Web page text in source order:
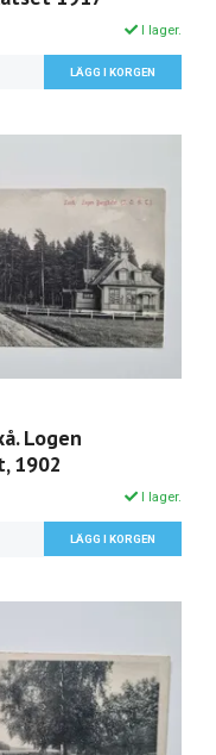
I lager.
Logen
1902
I lager.